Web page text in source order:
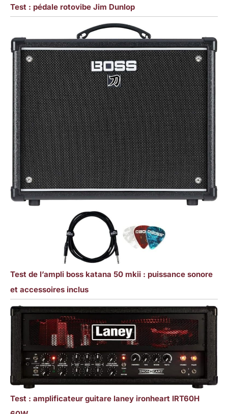
Test : pédale rotovibe Jim Dunlop
Test de l’ampli boss katana 50 mkii : puissance sonore
et accessoires inclus
Test : amplificateur guitare laney ironheart IRT60H